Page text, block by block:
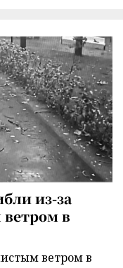
из-за
в
ветром в